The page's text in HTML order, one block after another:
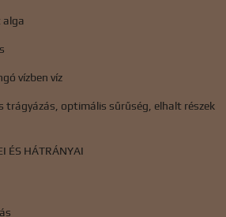
vízben víz
trágyázás, optimális sűrűség, elhalt részek
ÉS HÁTRÁNYAI